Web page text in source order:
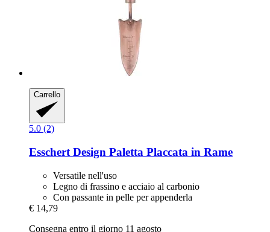
Carrello
5.0 (2)
Esschert Design Paletta Placcata in Rame
Versatile nell'uso
Legno di frassino e acciaio al carbonio
Con passante in pelle per appenderla
€ 14,79
Consegna entro il giorno 11 agosto